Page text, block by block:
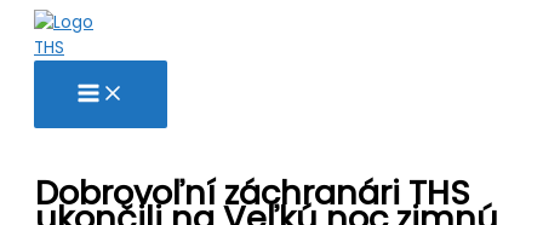
Preskočiť
obsah
Dobrovoľní záchranári THS
V
y
d
a